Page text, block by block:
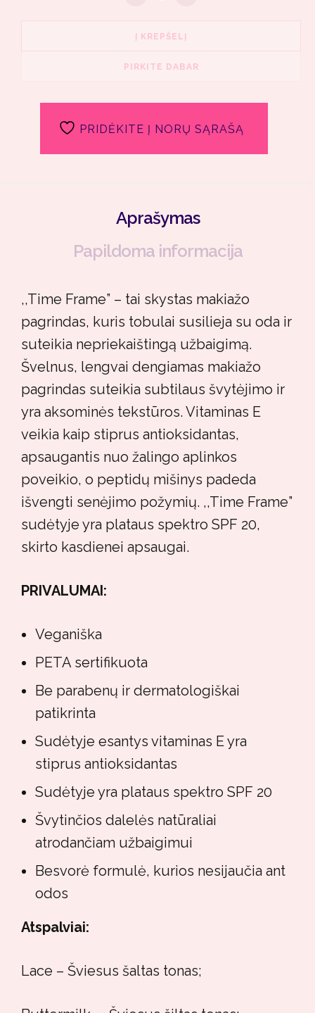
Į KREPŠELĮ
PIRKITE DABAR
PRIDĖKITE Į NORŲ SĄRAŠĄ
Aprašymas
Papildoma informacija
,,Time Frame” – tai skystas makiažo
pagrindas, kuris tobulai susilieja su oda ir
suteikia nepriekaištingą užbaigimą.
Švelnus, lengvai dengiamas makiažo
pagrindas suteikia subtilaus švytėjimo ir
yra aksominės tekstūros. Vitaminas E
veikia kaip stiprus antioksidantas,
apsaugantis nuo žalingo aplinkos
poveikio, o peptidų mišinys padeda
išvengti senėjimo požymių. ,,Time Frame”
sudėtyje yra plataus spektro SPF 20,
skirto kasdienei apsaugai.
PRIVALUMAI:
Veganiška
PETA sertifikuota
Be parabenų ir dermatologiškai
patikrinta
Sudėtyje esantys vitaminas E yra
stiprus antioksidantas
Sudėtyje yra plataus spektro SPF 20
Švytinčios dalelės natūraliai
atrodančiam užbaigimui
Besvorė formulė, kurios nesijaučia ant
odos
Atspalviai:
Lace – Šviesus šaltas tonas;